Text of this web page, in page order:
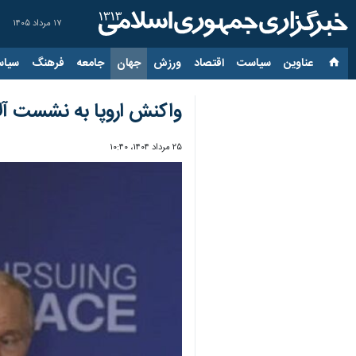
۱۷ مرداد ۱۴۰۵
عناوین‌ سیاست اقتصاد ورزش جهان جامعه فرهنگ
واکنش اروپا به نشست آلاسکا: ۱- ۰
۲۵ مرداد ۱۴۰۴، ۱۰:۴۰